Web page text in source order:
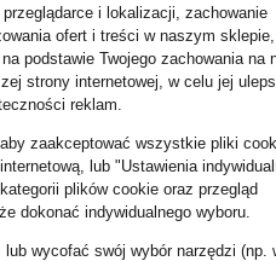
i lokalizacji, zachowanie
ofert i treści w naszym sklepie,
podstawie Twojego zachowania na
strony internetowej, w celu jej
reklam.
zaakceptować wszystkie pliki
lub "Ustawienia
plików cookie oraz przegląd
dokonać indywidualnego wyboru.
wycofać swój wybór narzędzi (np.